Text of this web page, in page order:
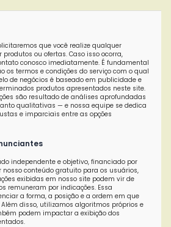
que você realize qualquer
ou ofertas. Caso isso ocorra,
conosco imediatamente. É fundamental
os termos e condições do serviço com o qual
de negócios é baseado em publicidade e
produtos apresentados neste site.
são resultado de análises aprofundadas
qualitativas — e nossa equipe se dedica
e imparciais entre as opções
independente e objetivo, financiado por
conteúdo gratuito para os usuários,
exibidas em nosso site podem vir de
remuneram por indicações. Essa
a forma, a posição e a ordem em que
disso, utilizamos algoritmos próprios e
podem impactar a exibição dos